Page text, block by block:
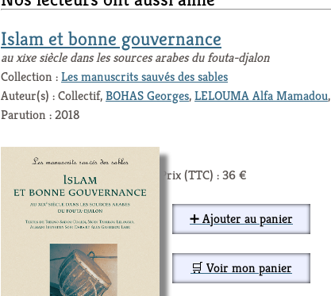
Islam et bonne gouvernance
au xixe siècle dans les sources arabes du fouta-djalon
Collection :Les manuscrits sauvés des sables
Auteur(s) : Collectif,BOHAS Georges,LELOUMA Alfa Mamadou,
Parution : 2018
Prix (TTC) : 36 €
➕ Ajouter au panier
🛒 Voir mon panier